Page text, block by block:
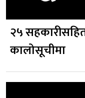
२५
कालोसूचीमा